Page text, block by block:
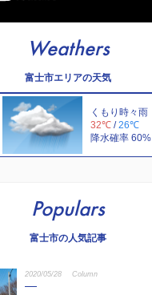
Weathers
富士市エリアの天気
くもり時々雨
32℃ /26℃
降水確率 60%
Populars
富士市の人気記事
2020/05/28 Column